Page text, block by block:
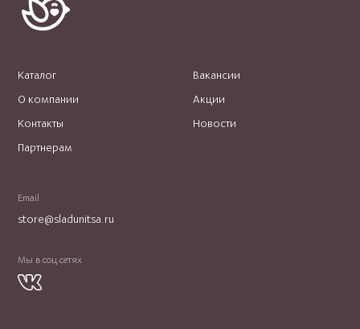
Каталог
О компании
Контакты
Партнерам
Вакансии
Акции
Новости
Email
store@sladunitsa.ru
Мы в соц.сетях